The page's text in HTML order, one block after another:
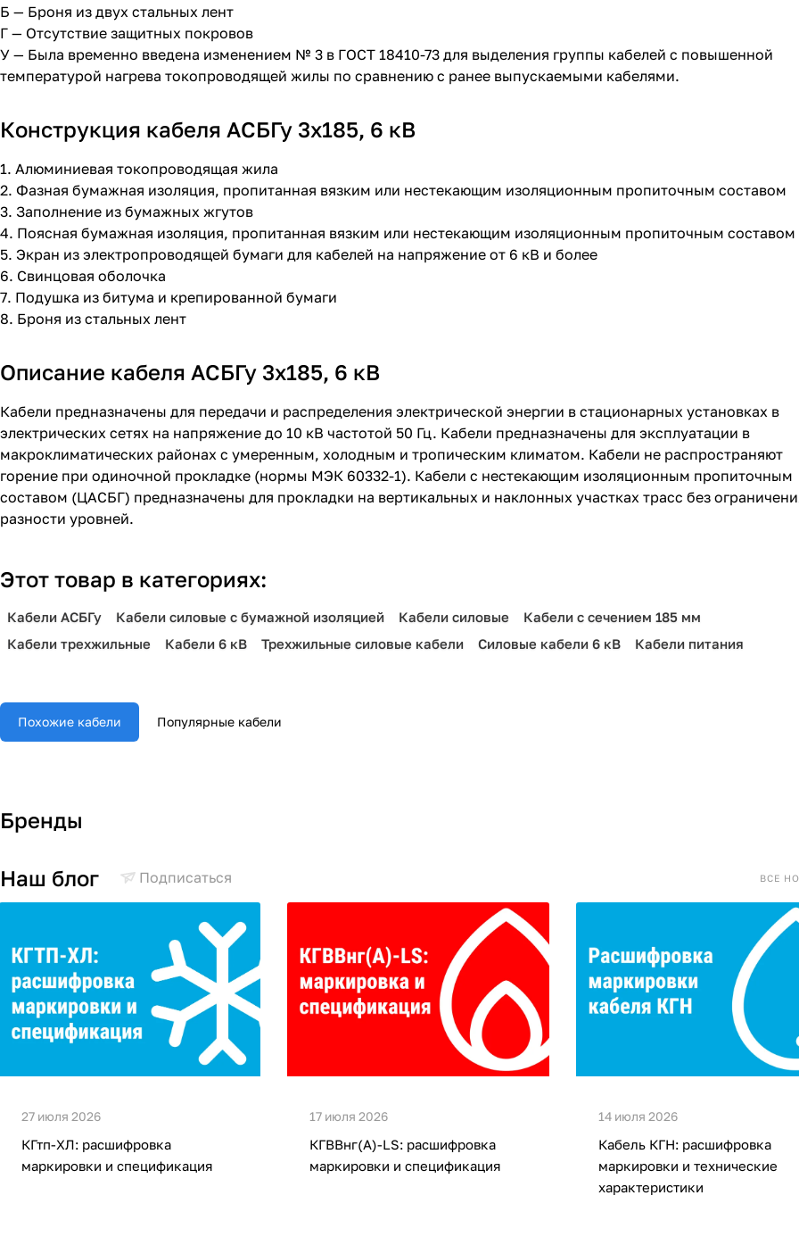
Б — Броня из двух стальных лент
Г — Отсутствие защитных покровов
У — Была временно введена изменением № 3 в ГОСТ 18410-73 для выделения группы кабелей с повышенной
температурой нагрева токопроводящей жилы по сравнению с ранее выпускаемыми кабелями.
Конструкция кабеля АСБГу 3х185, 6 кВ
1. Алюминиевая токопроводящая жила
2. Фазная бумажная изоляция, пропитанная вязким или нестекающим изоляционным пропиточным составом
3. Заполнение из бумажных жгутов
4. Поясная бумажная изоляция, пропитанная вязким или нестекающим изоляционным пропиточным составом
5. Экран из электропроводящей бумаги для кабелей на напряжение от 6 кВ и более
6. Свинцовая оболочка
7. Подушка из битума и крепированной бумаги
8. Броня из стальных лент
Описание кабеля АСБГу 3х185, 6 кВ
Кабели предназначены для передачи и распределения электрической энергии в стационарных установках в
электрических сетях на напряжение до 10 кВ частотой 50 Гц. Кабели предназначены для эксплуатации в
макроклиматических районах с умеренным, холодным и тропическим климатом. Кабели не распространяют
горение при одиночной прокладке (нормы МЭК 60332-1). Кабели с нестекающим изоляционным пропиточным
составом (ЦАСБГ) предназначены для прокладки на вертикальных и наклонных участках трасс без
разности уровней.
Этот товар в категориях:
Кабели АСБГу Кабели силовые с бумажной изоляцией Кабели силовые
Кабели с сечением 185 мм
Кабели трехжильные
Кабели 6 кВ Трехжильные силовые кабели Силовые кабели 6 кВ Кабели питания
Похожие кабели Популярные кабели
Бренды
Наш блог Подписаться ВСЕ
27 июля 2026
КГтп-ХЛ: расшифровка
маркировки и спецификация
17 июля 2026
КГВВнг(А)-LS: расшифровка
маркировки и спецификация
14 июля 2026
Кабель КГН: расшифровка
маркировки и технические
характеристики